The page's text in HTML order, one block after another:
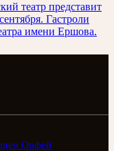
театр представит
Гастроли
имени Ершова.
Орфей